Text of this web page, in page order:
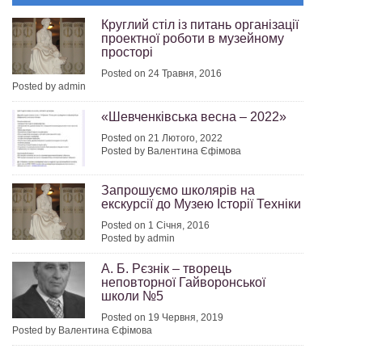
Круглий стіл із питань організації
проектної роботи в музейному
просторі
Posted on 24 Травня, 2016
Posted by admin
«Шевченківська весна – 2022»
Posted on 21 Лютого, 2022
Posted by Валентина Єфімова
Запрошуємо школярів на
екскурсії до Музею Історії Техніки
Posted on 1 Січня, 2016
Posted by admin
А. Б. Рєзнік – творець
неповторної Гайворонської
школи №5
Posted on 19 Червня, 2019
Posted by Валентина Єфімова